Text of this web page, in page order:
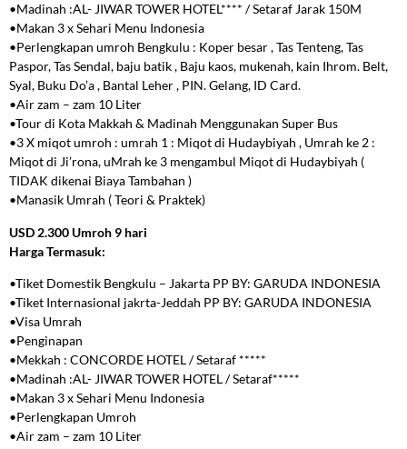
•Madinah :AL- JIWAR TOWER HOTEL**** / Setaraf Jarak 150M
•Makan 3 x Sehari Menu Indonesia
•Perlengkapan umroh Bengkulu : Koper besar , Tas Tenteng, Tas
Paspor, Tas Sendal, baju batik , Baju kaos, mukenah, kain Ihrom. Belt,
Syal, Buku Do’a , Bantal Leher , PIN. Gelang, ID Card.
•Air zam – zam 10 Liter
•Tour di Kota Makkah & Madinah Menggunakan Super Bus
•3 X miqot umroh : umrah 1 : Miqot di Hudaybiyah , Umrah ke 2 :
Miqot di Ji’rona, uMrah ke 3 mengambul Miqot di Hudaybiyah (
TIDAK dikenai Biaya Tambahan )
•Manasik Umrah ( Teori & Praktek)
USD 2.300 Umroh 9 hari
Harga Termasuk:
•Tiket Domestik Bengkulu – Jakarta PP BY: GARUDA INDONESIA
•Tiket Internasional jakrta-Jeddah PP BY: GARUDA INDONESIA
•Visa Umrah
•Penginapan
•Mekkah : CONCORDE HOTEL / Setaraf *****
•Madinah :AL- JIWAR TOWER HOTEL / Setaraf*****
•Makan 3 x Sehari Menu Indonesia
•Perlengkapan Umroh
•Air zam – zam 10 Liter